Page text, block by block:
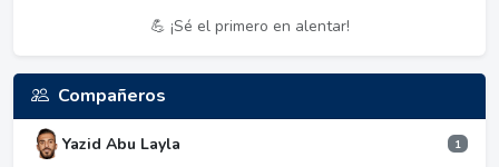
💪 ¡Sé el primero en alentar!
Compañeros
Yazid Abu Layla 1